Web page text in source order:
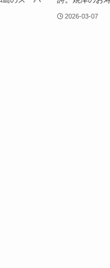
2026-03-07